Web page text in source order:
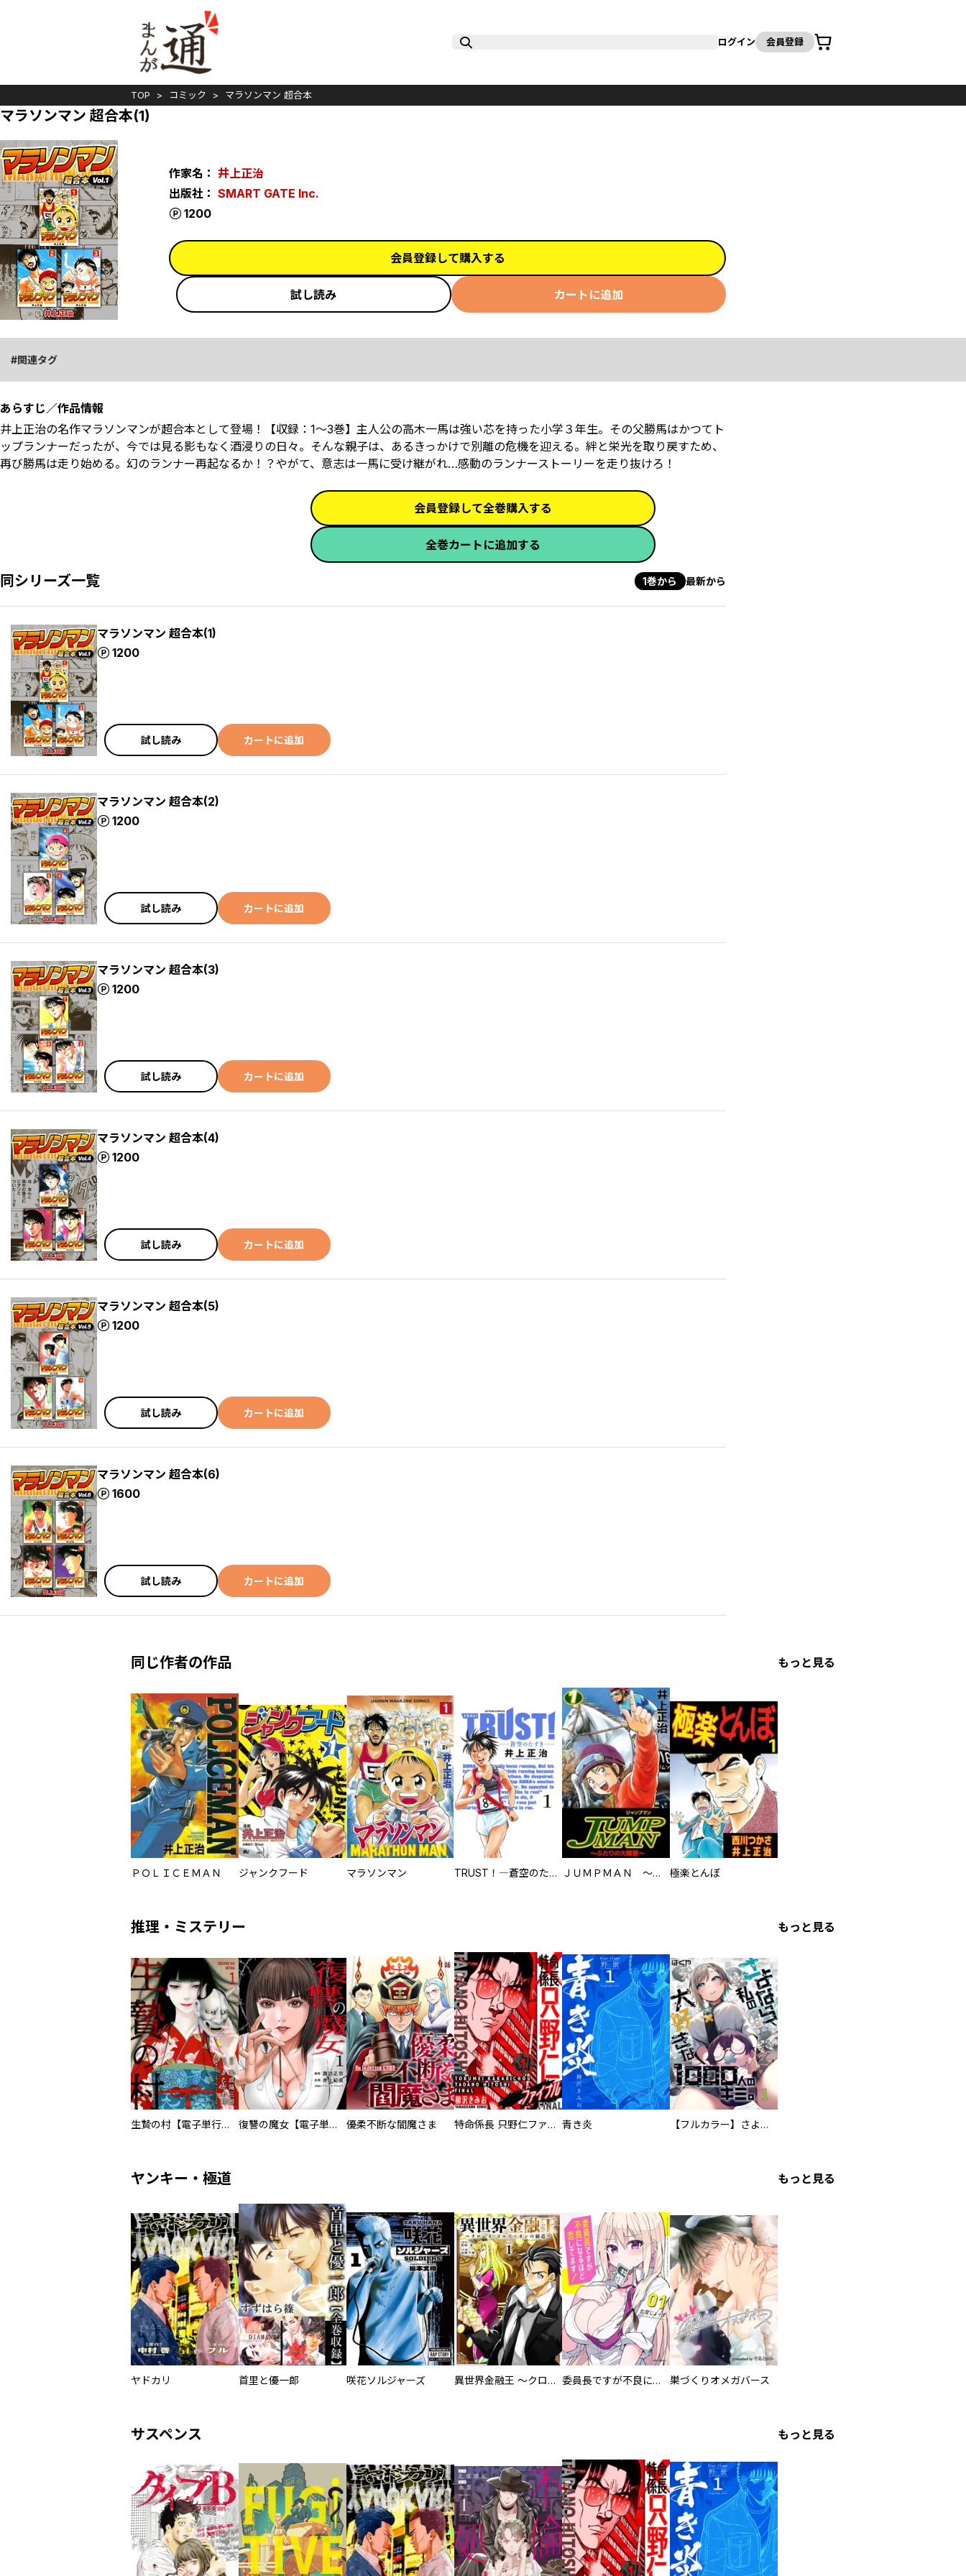
ログイン 会員登録
カート
TOP コミック マラソンマン 超合本
マラソンマン 超合本(1)
作家名： 井上正治
出版社： SMART GATE Inc.
1200
会員登録して購入する
試し読み カートに追加
関連タグ
あらすじ／作品情報
井上正治の名作マラソンマンが超合本として登場！【収録：1～3巻】主人公の高木一馬は強い芯を持った小学３年生。その父勝馬はかつてト
ップランナーだったが、今では見る影もなく酒浸りの日々。そんな親子は、あるきっかけで別離の危機を迎える。絆と栄光を取り戻すため、
再び勝馬は走り始める。幻のランナー再起なるか！？やがて、意志は一馬に受け継がれ…感動のランナーストーリーを走り抜けろ！
会員登録して全巻購入する
全巻カートに追加する
同シリーズ一覧 1巻から 最新から
マラソンマン 超合本(1)
1200
ポイント
試し読み カートに追加
マラソンマン 超合本(2)
1200
ポイント
試し読み カートに追加
マラソンマン 超合本(3)
1200
ポイント
試し読み カートに追加
マラソンマン 超合本(4)
1200
ポイント
試し読み カートに追加
マラソンマン 超合本(5)
1200
ポイント
試し読み カートに追加
マラソンマン 超合本(6)
1600
ポイント
試し読み カートに追加
同じ作者の作品 もっと見る
ＰＯＬＩＣＥＭＡＮ ジャンクフード マラソンマン TRUST！―蒼空のたすき― ＪＵＭＰＭＡＮ ～ふたりの大障害～ 極楽とんぼ
推理・ミステリー もっと見る
生贄の村【電子単行本版】 復讐の魔女【電子単行本版】 優柔不断な閻魔さま 特命係長 只野仁ファイナル 愛蔵版 青き炎 【フルカラー】さよなら、私の大好きな１０００人のキミ。
ヤンキー・極道 もっと見る
ヤドカリ 首里と優一郎 咲花ソルジャーズ 異世界金融王 ～クローネ・ゴルディオンの覇道～ 委員長ですが不良になるほど恋してます！ 巣づくりオメガバース
サスペンス もっと見る